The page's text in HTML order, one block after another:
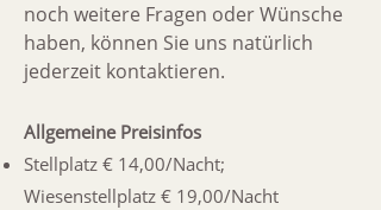
noch weitere Fragen oder Wünsche
haben, können Sie uns natürlich
jederzeit kontaktieren.
Allgemeine Preisinfos
Stellplatz € 14,00/Nacht;
Wiesenstellplatz € 19,00/Nacht